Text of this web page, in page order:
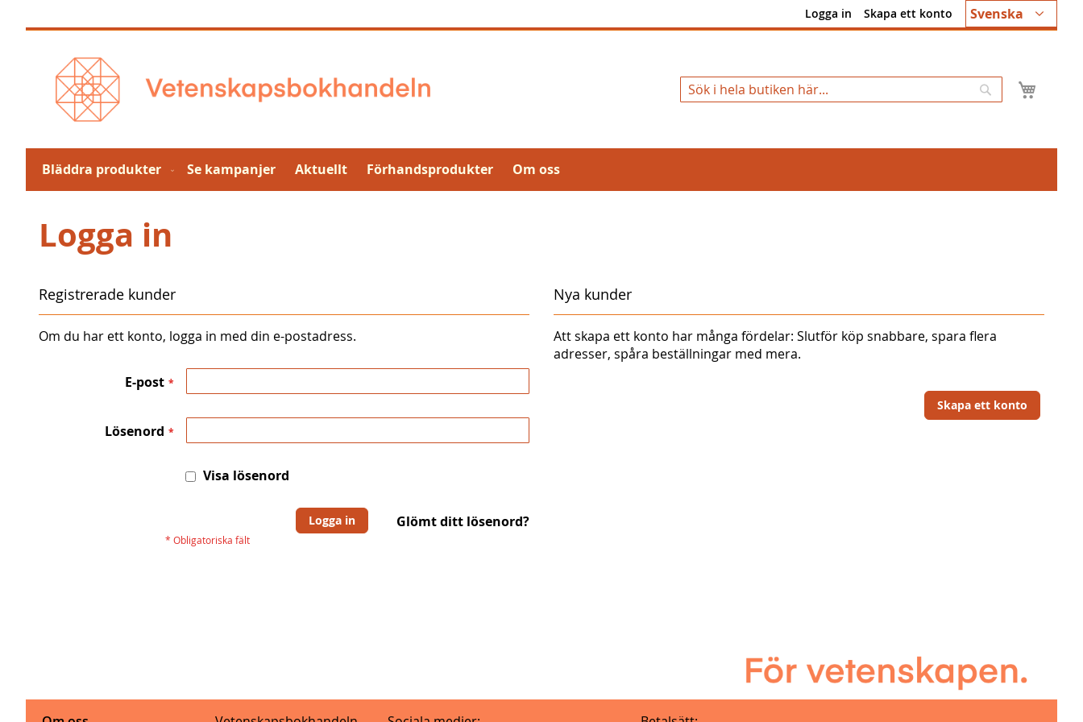
till
Språk
Svenska
Logga in Skapa ett konto
Sök
Bläddra produkter Se kampanjer Aktuellt Förhandsprodukter Om oss
Logga in
Registrerade kunder
Om du har ett konto, logga in med din e-postadress.
E-post
Lösenord
Visa lösenord
Logga in Glömt ditt lösenord?
Nya kunder
Att skapa ett konto har många fördelar: Slutför köp snabbare, spara flera
adresser, spåra beställningar med mera.
Skapa ett konto